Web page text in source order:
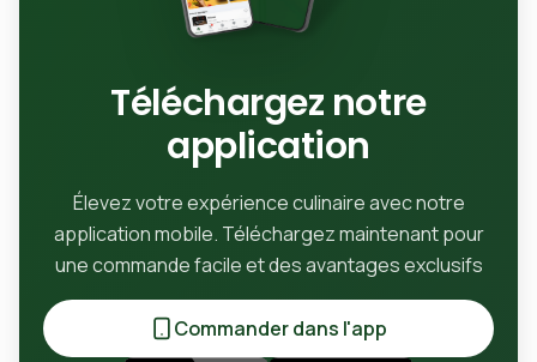
Téléchargez notre
application
Élevez votre expérience culinaire avec notre
application mobile. Téléchargez maintenant pour
une commande facile et des avantages exclusifs
Commander dans l'app